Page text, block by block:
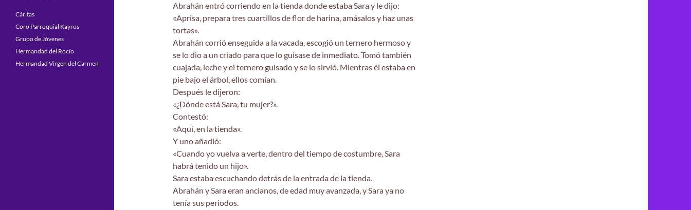
Abrahán entró corriendo en la tienda donde estaba Sara y le dijo:
«Aprisa, prepara tres cuartillos de flor de harina, amásalos y haz unas
tortas».
Abrahán corrió enseguida a la vacada, escogió un ternero hermoso y
se lo dio a un criado para que lo guisase de inmediato. Tomó también
cuajada, leche y el ternero guisado y se lo sirvió. Mientras él estaba en
pie bajo el árbol, ellos comían.
Después le dijeron:
«¿Dónde está Sara, tu mujer?».
Contestó:
«Aquí, en la tienda».
Y uno añadió:
«Cuando yo vuelva a verte, dentro del tiempo de costumbre, Sara
habrá tenido un hijo».
Sara estaba escuchando detrás de la entrada de la tienda.
Abrahán y Sara eran ancianos, de edad muy avanzada, y Sara ya no
tenía sus periodos.
Cáritas
Coro Parroquial Kayros
Grupo de Jóvenes
Hermandad del Rocío
Hermandad Virgen del Carmen